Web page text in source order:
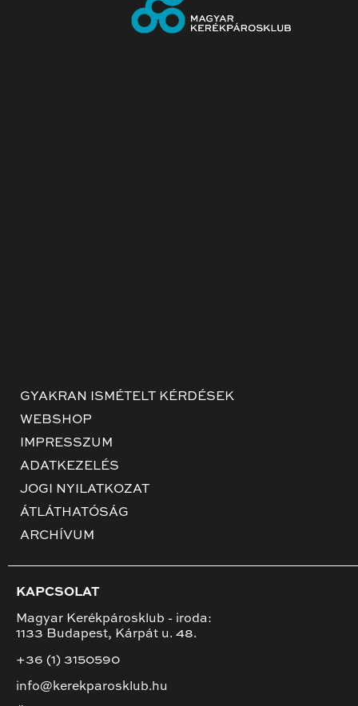
GYAKRAN ISMÉTELT KÉRDÉSEK
WEBSHOP
IMPRESSZUM
ADATKEZELÉS
JOGI NYILATKOZAT
ÁTLÁTHATÓSÁG
ARCHÍVUM
KAPCSOLAT
Magyar Kerékpárosklub - iroda:
1133 Budapest, Kárpát u. 48.
+36 (1) 3150590
info@kerekparosklub.hu